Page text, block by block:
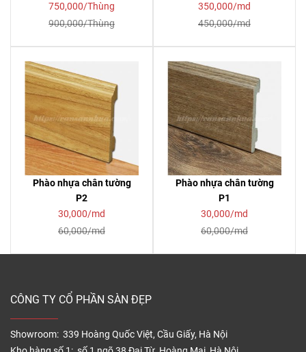
750,000/Thùng
900,000/Thùng
350,000/md
450,000/md
Phào nhựa chân tường
P2
30,000/md
60,000/md
Phào nhựa chân tường
P1
30,000/md
60,000/md
CÔNG TY CỔ PHẦN SÀN ĐẸP
Showroom: 339 Hoàng Quốc Việt, Cầu Giấy, Hà Nội